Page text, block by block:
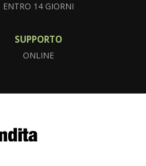
ENTRO 14 GIORNI
SUPPORTO
ONLINE